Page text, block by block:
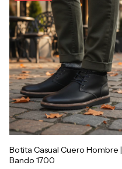
Botita Casual Cuero Hombre |
Bando 1700